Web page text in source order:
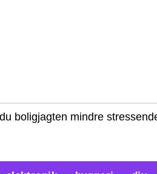
boligjagten mindre